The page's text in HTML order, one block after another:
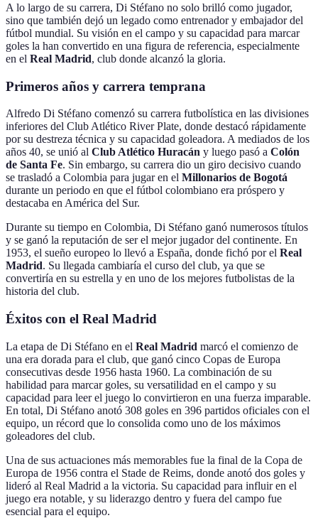
A lo largo de su carrera, Di Stéfano no solo brilló como jugador,
sino que también dejó un legado como entrenador y embajador del
fútbol mundial. Su visión en el campo y su capacidad para marcar
goles la han convertido en una figura de referencia, especialmente
en el Real Madrid, club donde alcanzó la gloria.
Primeros años y carrera temprana
Alfredo Di Stéfano comenzó su carrera futbolística en las divisiones
inferiores del Club Atlético River Plate, donde destacó rápidamente
por su destreza técnica y su capacidad goleadora. A mediados de los
años 40, se unió al Club Atlético Huracán y luego pasó a Colón
de Santa Fe. Sin embargo, su carrera dio un giro decisivo cuando
se trasladó a Colombia para jugar en el Millonarios de Bogotá
durante un periodo en que el fútbol colombiano era próspero y
destacaba en América del Sur.
Durante su tiempo en Colombia, Di Stéfano ganó numerosos títulos
y se ganó la reputación de ser el mejor jugador del continente. En
1953, el sueño europeo lo llevó a España, donde fichó por el Real
Madrid. Su llegada cambiaría el curso del club, ya que se
convertiría en su estrella y en uno de los mejores futbolistas de la
historia del club.
Éxitos con el Real Madrid
La etapa de Di Stéfano en el Real Madrid marcó el comienzo de
una era dorada para el club, que ganó cinco Copas de Europa
consecutivas desde 1956 hasta 1960. La combinación de su
habilidad para marcar goles, su versatilidad en el campo y su
capacidad para leer el juego lo convirtieron en una fuerza imparable.
En total, Di Stéfano anotó 308 goles en 396 partidos oficiales con el
equipo, un récord que lo consolida como uno de los máximos
goleadores del club.
Una de sus actuaciones más memorables fue la final de la Copa de
Europa de 1956 contra el Stade de Reims, donde anotó dos goles y
lideró al Real Madrid a la victoria. Su capacidad para influir en el
juego era notable, y su liderazgo dentro y fuera del campo fue
esencial para el equipo.